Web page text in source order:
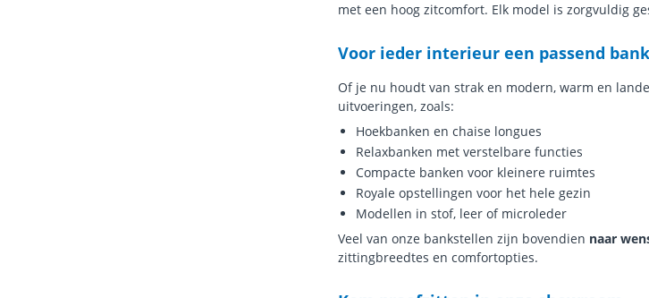
met een hoog zitcomfort. Elk model is zorgvuldig
Voor ieder interieur een passend
Of je nu houdt van strak en modern, warm en
uitvoeringen, zoals:
Hoekbanken en chaise longues
Relaxbanken met verstelbare functies
Compacte banken voor kleinere ruimtes
Royale opstellingen voor het hele gezin
Modellen in stof, leer of microleder
Veel van onze bankstellen zijn bovendien naar
zittingbreedtes en comfortopties.